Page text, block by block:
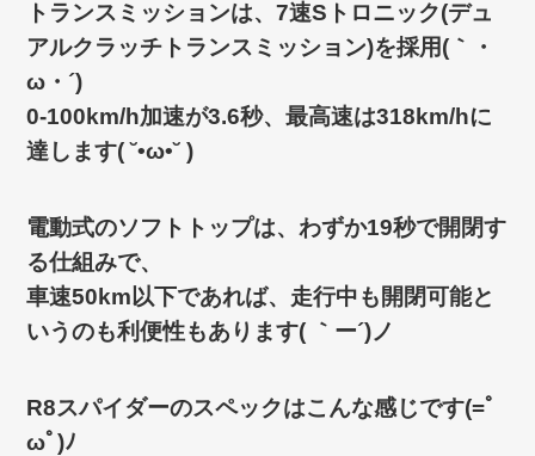
トランスミッションは、7速Sトロニック(デュ
アルクラッチトランスミッション)を採用(｀・
ω・´)ゞ
0‐100km/h加速が3.6秒、最高速は318km/hに
達します( ˘•ω•˘ )
電動式のソフトトップは、わずか19秒で開閉す
る仕組みで、
車速50km以下であれば、走行中も開閉可能と
いうのも利便性もあります( ｀ー´)ノ
R8スパイダーのスペックはこんな感じです(=ﾟ
ωﾟ)ﾉ